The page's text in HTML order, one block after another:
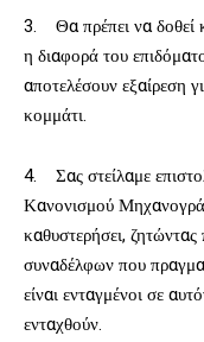
3. Θα πρέπει να δοθεί
η διαφορά του
αποτελέσουν εξαίρεση
κομμάτι.
4. Σας στείλαμε
Κανονισμού
καθυστερήσει,
συναδέλφων που
είναι ενταγμένοι σε
ενταχθούν.